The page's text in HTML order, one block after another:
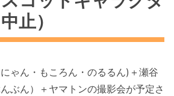
止）
ゃん・もころん・のるるん)＋瀬谷
ぶん）＋ヤマトンの撮影会が予定さ